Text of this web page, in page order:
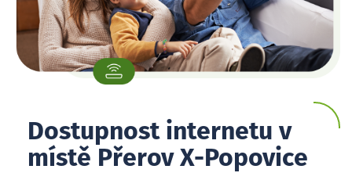
Dostupnost internetu v
místě Přerov X-Popovice